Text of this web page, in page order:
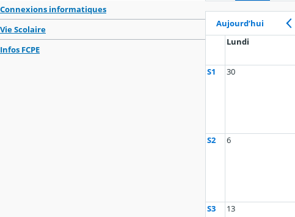
Connexions informatiques
Vie Scolaire
Infos FCPE
Aujourd’hui
Lundi
S1 30
S2 6
S3 13